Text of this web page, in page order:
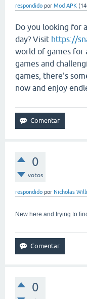
respondido por Mod APK (
Do you looking for
day? Visit https://
world of games for
games and
games, there's
now and enjoy
0
votos
respondido por Nicholas
New here and trying to
0